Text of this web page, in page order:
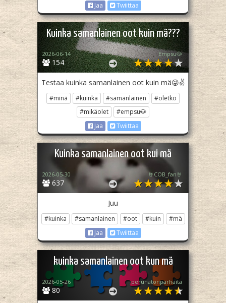
Jaa
Twiittaa
Kuinka samanlainen oot kuin mä???
154
2026-06-14 Empsu🐶
Testaa kuinka samanlainen oot kuin mä😜✌️
#minä #kuinka #samanlainen
#oletko
#mikäolet
#empsu🐶
Jaa
Twiittaa
Kuinka samanlainen oot kui mä
637
2026-05-30 🤘COB_fan🤘
Juu
#kuinka #samanlainen #oot #kuin
#mä
Jaa
Twiittaa
kuinka samanlainen oot kun mä
80
2026-05-26 perunatonparhaita